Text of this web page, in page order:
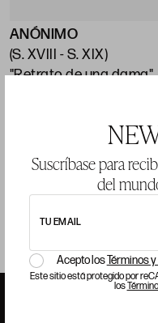
Suscríbase para
del
TU EMAIL
Acepto losTérminos
Este sitio está protegido por
los
ANÓNIMO
(S. XVIII - S. XIX)
"Retrato de una dama"
Precio salida 200 €